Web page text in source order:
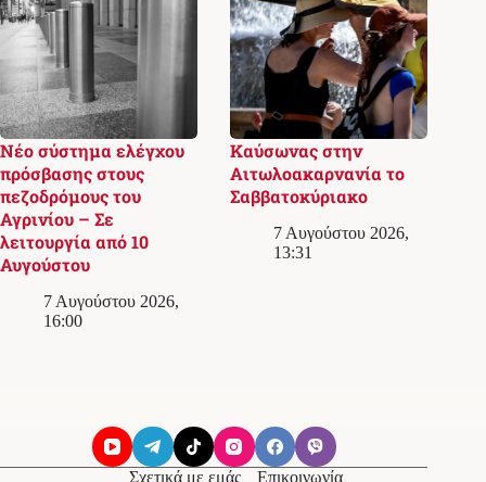
Νέο σύστημα ελέγχου
πρόσβασης στους
πεζοδρόμους του
Αγρινίου – Σε
λειτουργία από 10
Αυγούστου
7 Αυγούστου 2026,
16:00
Καύσωνας στην
Αιτωλοακαρνανία το
Σαββατοκύριακο
7 Αυγούστου 2026,
13:31
Σχετικά με εμάς Επικοινωνία